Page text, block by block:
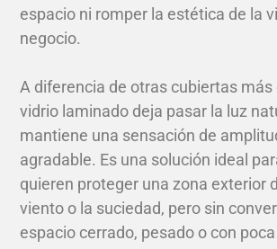
espacio ni romper la estética de la
negocio.
A diferencia de otras cubiertas más
vidrio laminado deja pasar la luz
mantiene una sensación de
agradable. Es una solución ideal
quieren proteger una zona exterior
viento o la suciedad, pero sin
espacio cerrado, pesado o con